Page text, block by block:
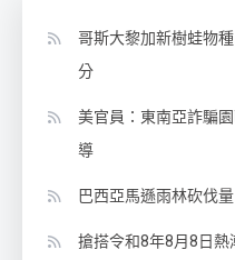
哥斯大黎加新樹蛙物
分
美官員：東南亞詐騙
導
巴西亞馬遜雨林砍伐
搶搭令和8年8月8日